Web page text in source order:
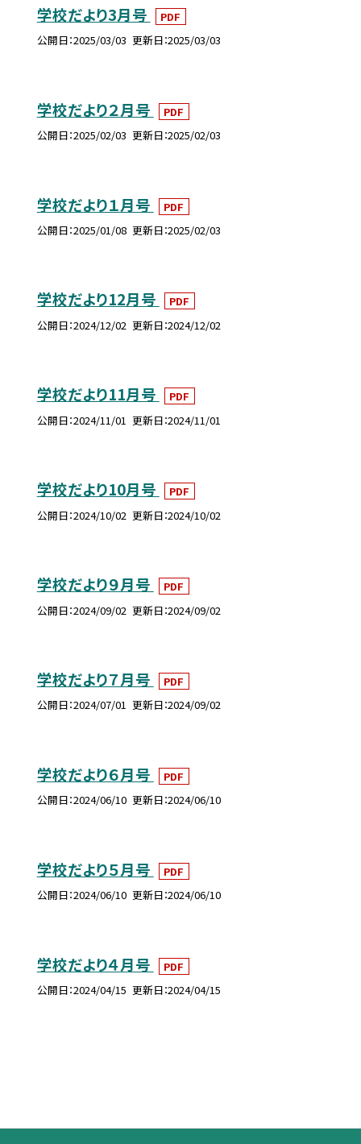
学校だより3月号
PDF
公開日 2025/03/03 更新日 2025/03/03
学校だより２月号
PDF
公開日 2025/02/03 更新日 2025/02/03
学校だより１月号
PDF
公開日 2025/01/08 更新日 2025/02/03
学校だより12月号
PDF
公開日 2024/12/02 更新日 2024/12/02
学校だより11月号
PDF
公開日 2024/11/01 更新日 2024/11/01
学校だより10月号
PDF
公開日 2024/10/02 更新日 2024/10/02
学校だより９月号
PDF
公開日 2024/09/02 更新日 2024/09/02
学校だより７月号
PDF
公開日 2024/07/01 更新日 2024/09/02
学校だより６月号
PDF
公開日 2024/06/10 更新日 2024/06/10
学校だより５月号
PDF
公開日 2024/06/10 更新日 2024/06/10
学校だより４月号
PDF
公開日 2024/04/15 更新日 2024/04/15